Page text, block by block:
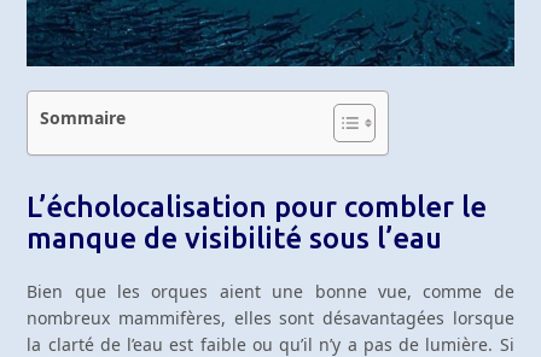
Sommaire
L’écholocalisation pour combler le
manque de visibilité sous l’eau
Bien que les orques aient une bonne vue, comme de
nombreux mammifères, elles sont désavantagées lorsque
la clarté de l’eau est faible ou qu’il n’y a pas de lumière. Si